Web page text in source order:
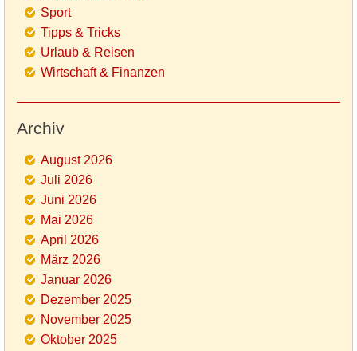
Sport
Tipps & Tricks
Urlaub & Reisen
Wirtschaft & Finanzen
Archiv
August 2026
Juli 2026
Juni 2026
Mai 2026
April 2026
März 2026
Januar 2026
Dezember 2025
November 2025
Oktober 2025